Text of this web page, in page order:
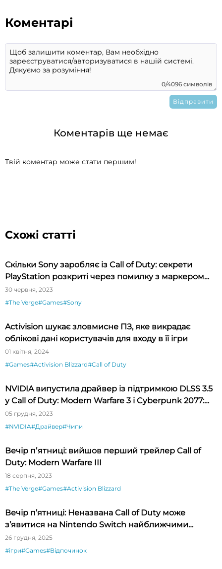
Коментарі
0/4096 символів
Коментарів ще немає
Твій коментар може стати першим!
Схожі статті
Скільки Sony заробляє із Call of Duty: секрети
PlayStation розкриті через помилку з маркером
Sharpie
30 червня, 2023
#The Verge#Games#Sony
Activision шукає зловмисне ПЗ, яке викрадає
облікові дані користувачів для входу в її ігри
01 квітня, 2024
#Games#Activision Blizzard#Call of Duty
NVIDIA випустила драйвер із підтримкою DLSS 3.5
у Call of Duty: Modern Warfare 3 і Cyberpunk 2077:
Complete Edition
05 грудня, 2023
#NVIDIA#Драйвер#Чипи
Вечір пʼятниці: вийшов перший трейлер Call of
Duty: Modern Warfare III
18 серпня, 2023
#The Verge#Games#Activision Blizzard
Вечір п’ятниці: Неназвана Call of Duty може
з’явитися на Nintendo Switch найближчими
місяцями
26 грудня, 2025
#ігри#Games#Відпочинок